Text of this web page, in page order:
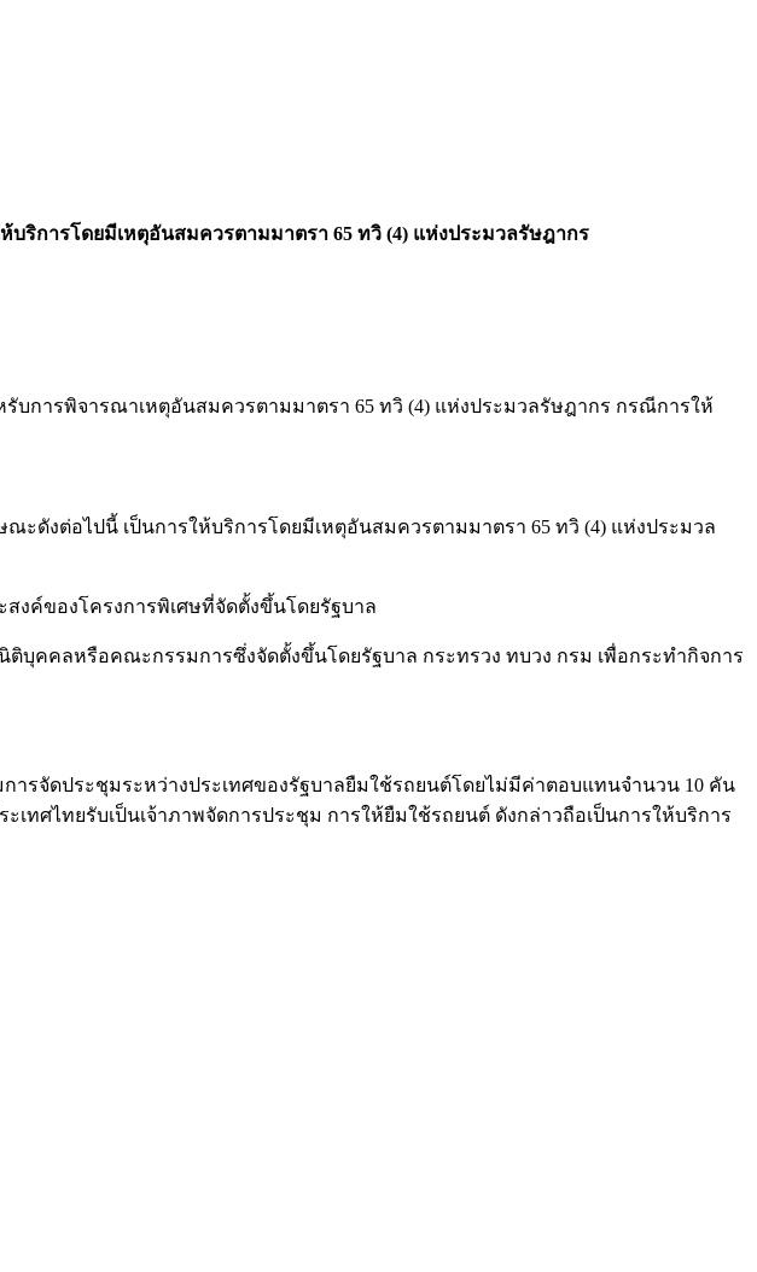
การโดยมีเหตุอันสมควรตามมาตรา 65 ทวิ (4) แห่งประมวลรัษฎากร
พิจารณาเหตุอันสมควรตามมาตรา 65 ทวิ (4) แห่งประมวลรัษฎากร กรณีการให้
ดังต่อไปนี้ เป็นการให้บริการโดยมีเหตุอันสมควรตามมาตรา 65 ทวิ (4) แห่งประมวล
งโครงการพิเศษที่จัดตั้งขึ้นโดยรัฐบาล
คณะกรรมการซึ่งจัดตั้งขึ้นโดยรัฐบาล กระทรวง ทบวง กรม เพื่อกระทำกิจการ
ชุมระหว่างประเทศของรัฐบาลยืมใช้รถยนต์โดยไม่มีค่าตอบแทนจำนวน 10 คัน
ทศไทยรับเป็นเจ้าภาพจัดการประชุม การให้ยืมใช้รถยนต์ ดังกล่าวถือเป็นการให้บริการ